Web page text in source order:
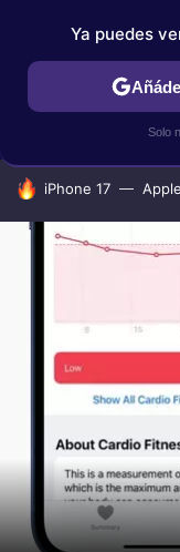
IPHONE
HOY SE HABLA DE
iPhone 17
Ya puedes
Solo